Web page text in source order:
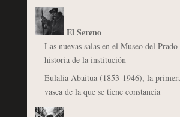
El Sereno
Las nuevas salas en el Museo del
historia de la institución
Eulalia Abaitua (1853-1946), la
vasca de la que se tiene constancia